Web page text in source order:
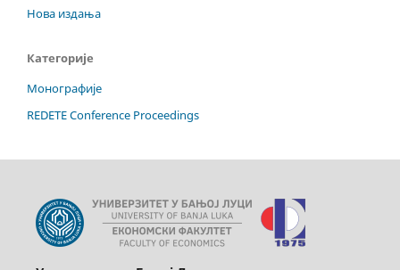
Нова издања
Категорије
Монографије
REDETE Conference Proceedings